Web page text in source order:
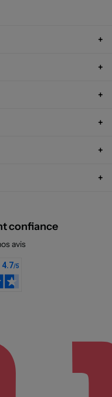
confiance
avis